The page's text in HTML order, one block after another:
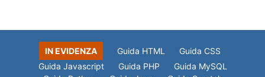
IN EVIDENZA Guida HTML
Guida CSS
Guida Javascript
Guida PHP
Guida MySQL